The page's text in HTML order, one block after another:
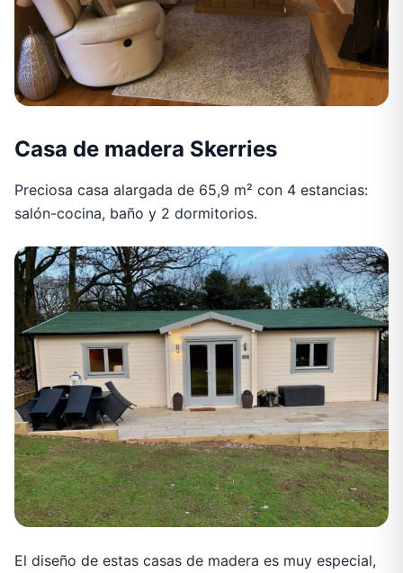
Casa de madera Skerries
Preciosa casa alargada de 65,9 m² con 4 estancias:
salón-cocina, baño y 2 dormitorios.
El diseño de estas casas de madera es muy especial,